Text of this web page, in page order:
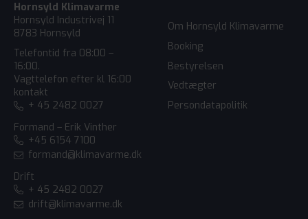
Hornsyld Klimavarme
Hornsyld Industrivej 11
8783 Hornsyld
Telefontid fra 08:00 –
16:00.
Vagttelefon efter kl 16:00
kontakt
+ 45 2482 0027
Formand – Erik Vinther
+45 6154 7100
formand@klimavarme.dk
Drift
+ 45 2482 0027
drift@klimavarme.dk
Om Hornsyld Klimavarme
Booking
Bestyrelsen
Vedtægter
Persondatapolitik